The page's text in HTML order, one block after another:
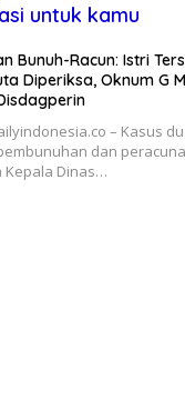
untuk kamu
Bunuh-Racun: Istri
Diperiksa, Oknum G
– Kasus
dan
Kepala Dinas…